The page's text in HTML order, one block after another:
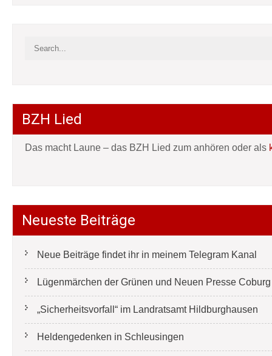
BZH Lied
Das macht Laune – das BZH Lied zum anhören oder als
Neueste Beiträge
Neue Beiträge findet ihr in meinem Telegram Kanal
Lügenmärchen der Grünen und Neuen Presse
„Sicherheitsvorfall“ im Landratsamt Hildburghausen
Heldengedenken in Schleusingen